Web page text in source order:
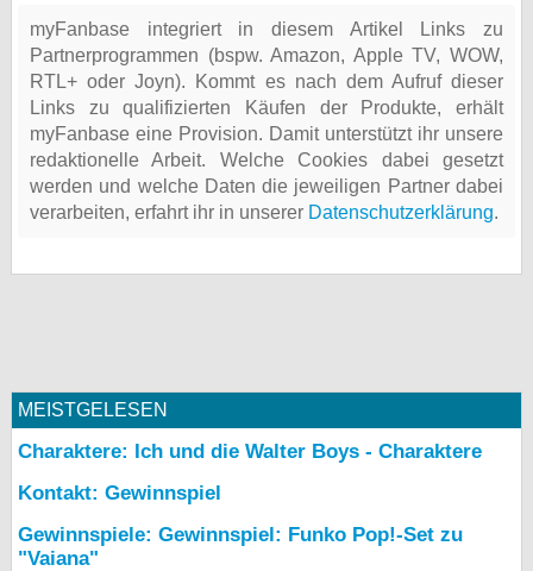
myFanbase integriert in diesem Artikel Links zu
Partnerprogrammen (bspw. Amazon, Apple TV, WOW,
RTL+ oder Joyn). Kommt es nach dem Aufruf dieser
Links zu qualifizierten Käufen der Produkte, erhält
myFanbase eine Provision. Damit unterstützt ihr unsere
redaktionelle Arbeit. Welche Cookies dabei gesetzt
werden und welche Daten die jeweiligen Partner dabei
verarbeiten, erfahrt ihr in unserer Datenschutzerklärung.
MEISTGELESEN
Charaktere: Ich und die Walter Boys - Charaktere
Kontakt: Gewinnspiel
Gewinnspiele: Gewinnspiel: Funko Pop!-Set zu
"Vaiana"